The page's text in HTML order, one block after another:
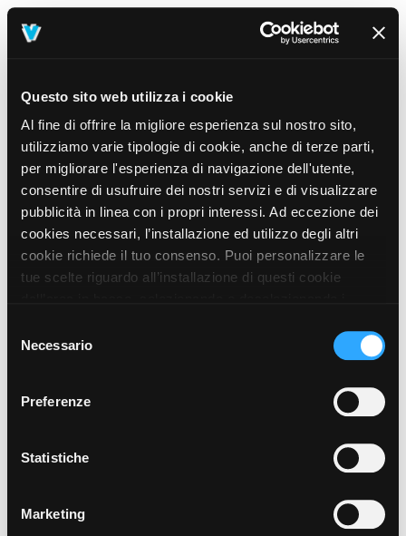
Questo sito web utilizza i cookie
Al fine di offrire la migliore esperienza sul nostro sito,
utilizziamo varie tipologie di cookie, anche di terze parti,
per migliorare l'esperienza di navigazione dell'utente,
consentire di usufruire dei nostri servizi e di visualizzare
pubblicità in linea con i propri interessi. Ad eccezione dei
cookies necessari, l’installazione ed utilizzo degli altri
cookie richiede il tuo consenso. Puoi personalizzare le
tue scelte riguardo all’installazione di questi cookie
prosegui” o decidere di accettare tutti i cookie, cliccando
sul pulsante “Accetta tutti i cookie”. Cliccando sul tasto
unicamente i cookie necessari alla navigazione. Per
funzionamento, puoi prendere visione dell’informativa
cliccando qui.
delNecessario
Preferenze
Statistiche
Marketing
404